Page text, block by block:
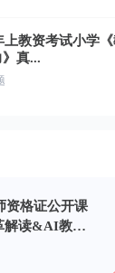
上教资考试小学
真...
资格证公开课
读&AI教学